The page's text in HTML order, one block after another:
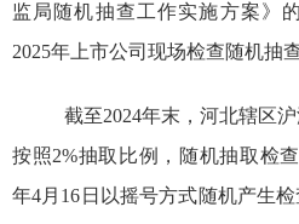
监局随机抽查工作实施方案》
2025年上市公司现场检查随机抽
截至2024年末，河北辖区
按照2%抽取比例，随机抽取检
年4月16 日 以摇号方式随机产生